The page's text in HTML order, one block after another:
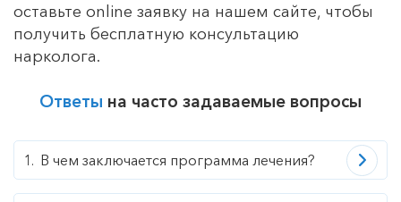
оставьте online заявку на нашем сайте, чтобы
получить бесплатную консультацию
нарколога.
Ответы на часто задаваемые вопросы
В чем заключается программа лечения?